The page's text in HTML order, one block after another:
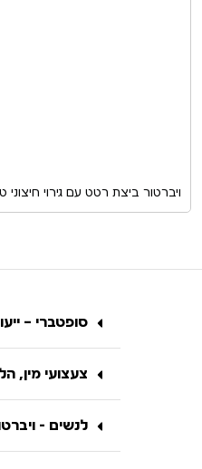
ויברטור ביצת רטט עם גירוי חיצוני
סופטברי –
צעצועי מין,
לנשים -